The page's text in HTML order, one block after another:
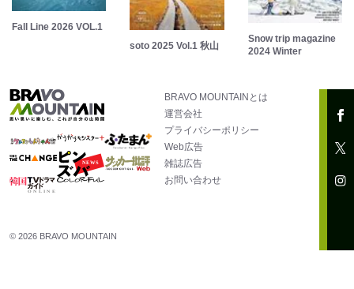
Fall Line 2026 VOL.1
soto 2025 Vol.1 秋山
Snow trip magazine
2024 Winter
BRAVO MOUNTAINとは
運営会社
プライバシーポリシー
Web広告
雑誌広告
お問い合わせ
© 2026 BRAVO MOUNTAIN